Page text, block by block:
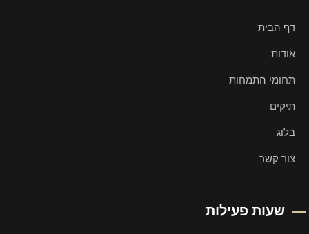
דף הבית
אודות
תחומי התמחות
תיקים
בלוג
צור קשר
שעות פעילות